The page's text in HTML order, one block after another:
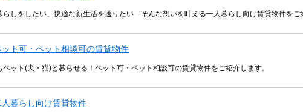
らしをしたい、快適な新生活を送りたい―そんな想いを叶える一人暮らし向け賃貸物件をご
ト可・ペット相談可の賃貸物件
ペット(犬・猫)と暮らせる！ペット可・ペット相談可の賃貸物件をご紹介します。
暮らし向け賃貸物件